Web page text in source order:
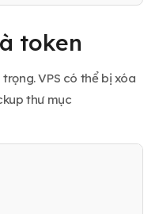
token
VPS có thể bị xóa
thư mục